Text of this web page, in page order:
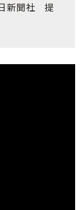
新聞社 提